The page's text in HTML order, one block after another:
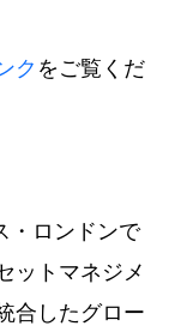
ク をご覧くだ
・ロンドンで
ットマネジメ
合したグロー